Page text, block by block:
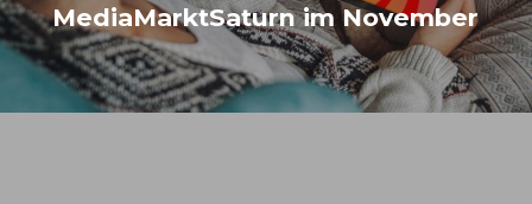
MediaMarktSaturn im November